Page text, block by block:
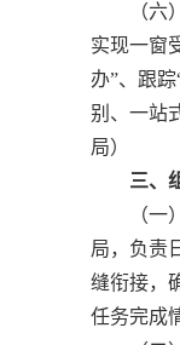
（
实现一窗
办”、跟
别、一站
局）
三、
（
局，负责
缝衔接，
任务完成